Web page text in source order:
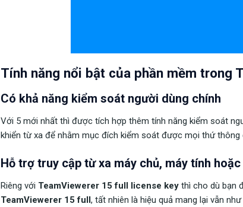
Tính năng nổi bật của phần mềm trong
Có khả năng kiểm soát người dùng chính
Với 5 mới nhất thì được tích hợp thêm tính năng kiểm soát
khiển từ xa để nhằm mục đích kiểm soát được mọi thứ thông
Hỗ trợ truy cập từ xa máy chủ, máy tính
Riêng với TeamViewerer 15 full license key thì cho dù bạn
TeamViewerer 15 full, tất nhiên là hiệu quả mang lại vẫn